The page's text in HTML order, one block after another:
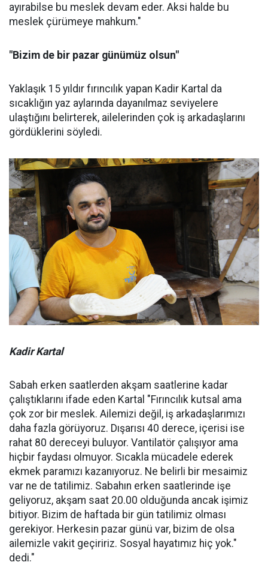
ayırabilse bu meslek devam eder. Aksi halde bu
meslek çürümeye mahkum."
"Bizim de bir pazar günümüz olsun"
Yaklaşık 15 yıldır fırıncılık yapan Kadir Kartal da
sıcaklığın yaz aylarında dayanılmaz seviyelere
ulaştığını belirterek, ailelerinden çok iş arkadaşlarını
gördüklerini söyledi.
Kadir Kartal
Sabah erken saatlerden akşam saatlerine kadar
çalıştıklarını ifade eden Kartal "Fırıncılık kutsal ama
çok zor bir meslek. Ailemizi değil, iş arkadaşlarımızı
daha fazla görüyoruz. Dışarısı 40 derece, içerisi ise
rahat 80 dereceyi buluyor. Vantilatör çalışıyor ama
hiçbir faydası olmuyor. Sıcakla mücadele ederek
ekmek paramızı kazanıyoruz. Ne belirli bir mesaimiz
var ne de tatilimiz. Sabahın erken saatlerinde işe
geliyoruz, akşam saat 20.00 olduğunda ancak işimiz
bitiyor. Bizim de haftada bir gün tatilimiz olması
gerekiyor. Herkesin pazar günü var, bizim de olsa
ailemizle vakit geçiririz. Sosyal hayatımız hiç yok."
dedi."